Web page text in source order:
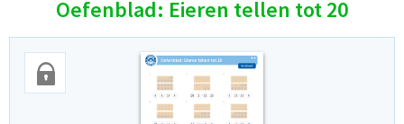
Oefenblad: Eieren tellen tot 20